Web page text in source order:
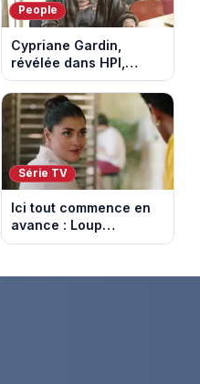
People
Cypriane Gardin,
révélée dans HPI,
lance une cagnotte
après des difficultés
financières
Série TV
Ici tout commence en
avance : Loup
découvre la trahison
10 août 2026 (spoiler)